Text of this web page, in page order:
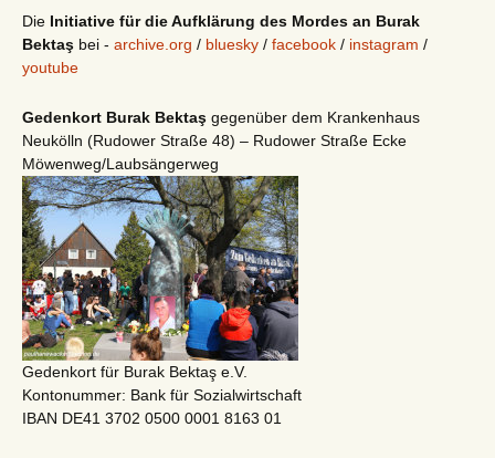
Die Initiative für die Aufklärung des Mordes an Burak
Bektaş bei - archive.org / bluesky / facebook / instagram /
youtube
Gedenkort Burak Bektaş gegenüber dem Krankenhaus
Neukölln (Rudower Straße 48) – Rudower Straße Ecke
Möwenweg/Laubsängerweg
Gedenkort für Burak Bektaş e.V.
Kontonummer: Bank für Sozialwirtschaft
IBAN DE41 3702 0500 0001 8163 01